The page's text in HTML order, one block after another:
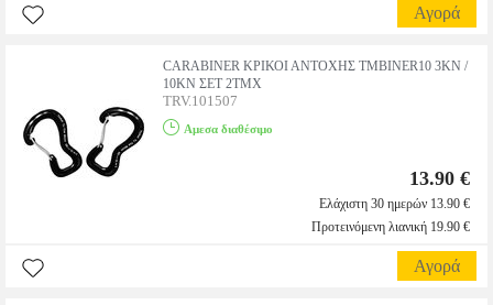
Αγορά
CARABINER ΚΡΙΚΟΙ ΑΝΤΟΧΗΣ TMBINER10 3ΚΝ /
10KN ΣΕΤ 2ΤΜΧ
TRV.101507
Αμεσα διαθέσιμο
13.90 €
Ελάχιστη 30 ημερών 13.90 €
Προτεινόμενη λιανική 19.90 €
Αγορά